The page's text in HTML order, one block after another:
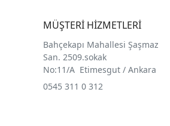
MÜŞTERİ HİZMETLERİ
Bahçekapı Mahallesi Şaşmaz
San. 2509.sokak
No:11/A Etimesgut / Ankara
0545 311 0 312